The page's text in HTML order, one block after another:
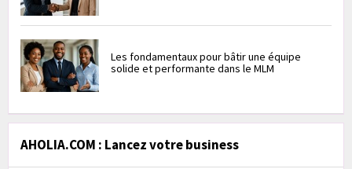
Les fondamentaux pour bâtir une équipe
solide et performante dans le MLM
AHOLIA.COM : Lancez votre business